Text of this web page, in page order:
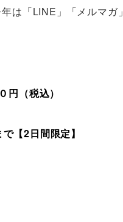
は「LINE」「メルマガ」
円（税込）
【2日間限定】